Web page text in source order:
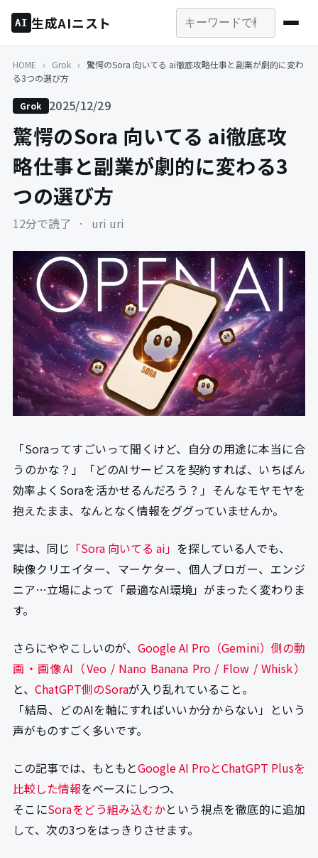
AI 生成AIニスト
HOME › Grok › 驚愕のSora 向いてる ai徹底攻略仕事と副業が劇的に変わ
る3つの選び方
Grok 2025/12/29
驚愕のSora 向いてる ai徹底攻
略仕事と副業が劇的に変わる3
つの選び方
12分で読了 · uri uri
「Soraってすごいって聞くけど、自分の用途に本当に合
うのかな？」「どのAIサービスを契約すれば、いちばん
効率よくSoraを活かせるんだろう？」――そんなモヤモヤを
抱えたまま、なんとなく情報をググっていませんか。
実は、同じ 「Sora 向いてる ai」 を探している人でも、
映像クリエイター、マーケター、個人ブロガー、エンジ
ニア…立場によって「最適なAI環境」がまったく変わりま
す。
さらにややこしいのが、 Google AI Pro（Gemini）側の動
画・画像AI（Veo / Nano Banana Pro / Flow / Whisk）
と、 ChatGPT側のSoraが入り乱れていること。
「結局、どのAIを軸にすればいいか分からない」という
声がものすごく多いです。
この記事では、もともとGoogle AI ProとChatGPT Plusを
比較した情報をベースにしつつ、
そこにSoraをどう組み込むかという視点を徹底的に追加
して、次の3つをはっきりさせます。